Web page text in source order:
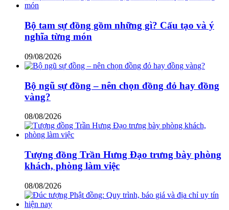
Bộ tam sự đồng gồm những gì? Cấu tạo và ý
nghĩa từng món
09/08/2026
Bộ ngũ sự đồng – nên chọn đồng đỏ hay đồng
vàng?
08/08/2026
Tượng đồng Trần Hưng Đạo trưng bày phòng
khách, phòng làm việc
08/08/2026